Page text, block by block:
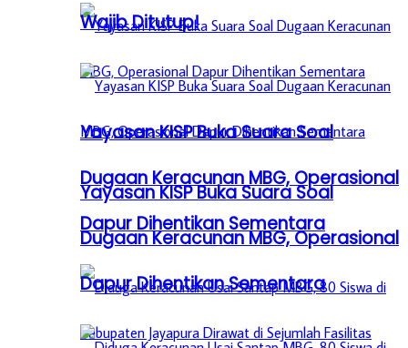
Yayasan KISP Buka Suara Soal
Dugaan Keracunan MBG, Operasional
Dapur Dihentikan Sementara
Wajib Ditutup!
Yayasan KISP Buka Suara Soal
Dugaan Keracunan MBG, Operasional
Dapur Dihentikan Sementara